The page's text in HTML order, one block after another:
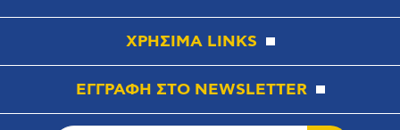
ΧΡΗΣΙΜΑ LINKS
ΕΓΓΡΑΦΗ ΣΤΟ NEWSLETTER